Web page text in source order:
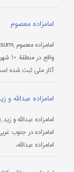
امامزاده معصوم
آثار ملی ثبت شده
امامزاده عبدالله و
امامزاده در جنوب
امامزاده عبدالله،